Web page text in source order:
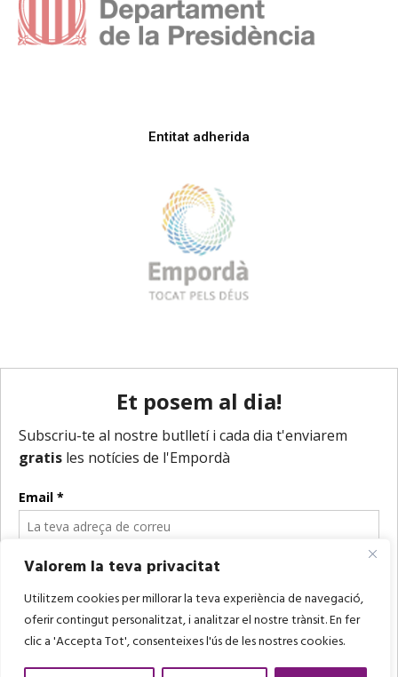
Valorem la teva privacitat
Utilitzem cookies per millorar la teva experiència de navegació,
oferir contingut personalitzat, i analitzar el nostre trànsit. En fer
clic a 'Accepta Tot', consenteixes l'ús de les nostres cookies.
Entitat adherida